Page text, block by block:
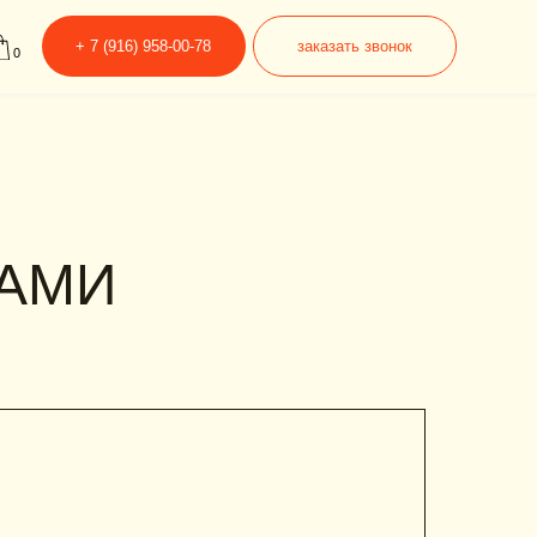
заказать звонок
958-00-78